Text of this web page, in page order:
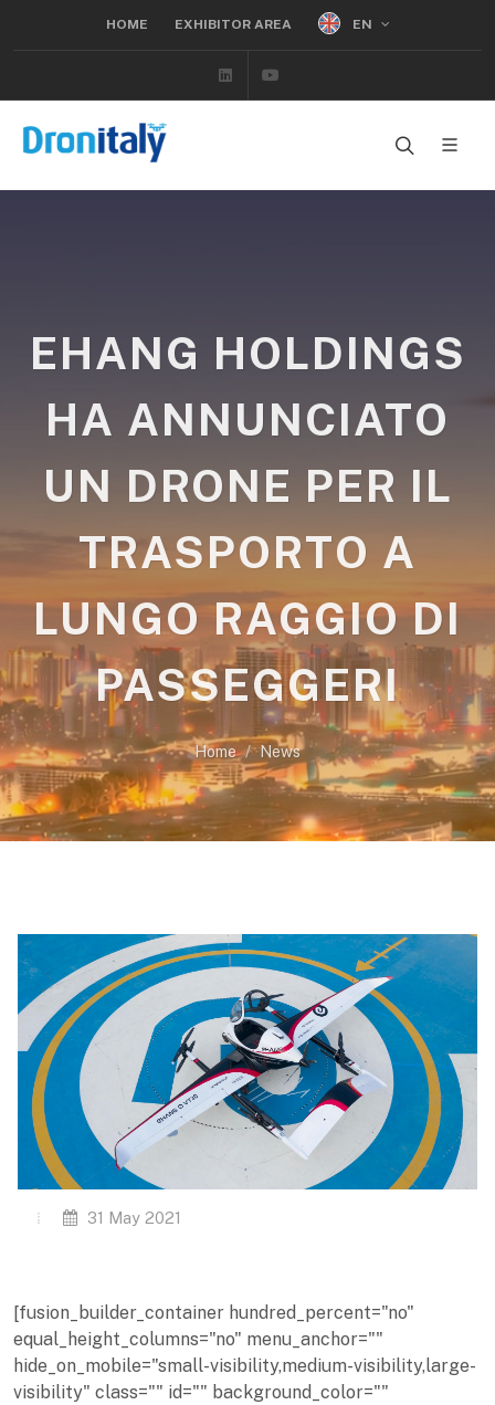
HOME EXHIBITOR AREA EN
Linkedin
EHANG HOLDINGS
HA ANNUNCIATO
UN DRONE PER IL
TRASPORTO A
LUNGO RAGGIO DI
PASSEGGERI
Home News
31 May 2021
[fusion_builder_container hundred_percent="no"
equal_height_columns="no" menu_anchor=""
hide_on_mobile="small-visibility,medium-visibility,large-
visibility" class="" id="" background_color=""